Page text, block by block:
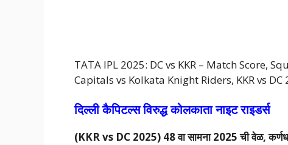
TATA IPL 2025: DC vs KKR – Match Score,
Capitals vs Kolkata Knight Riders, KKR vs DC
दिल्ली कैपिटल्स विरुद्ध कोलकाता नाइट राइडर्स
(KKR vs DC 2025) 48 वा सामना 2025 ची वेळ,